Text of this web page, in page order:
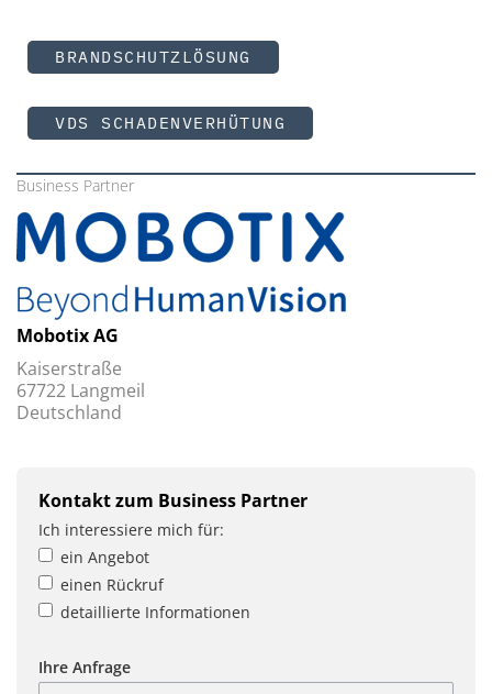
BRANDSCHUTZLÖSUNG
VDS SCHADENVERHÜTUNG
Business Partner
Mobotix AG
Kaiserstraße
67722 Langmeil
Deutschland
Kontakt zum Business Partner
Ich interessiere mich für:
ein Angebot
einen Rückruf
detaillierte Informationen
Ihre Anfrage